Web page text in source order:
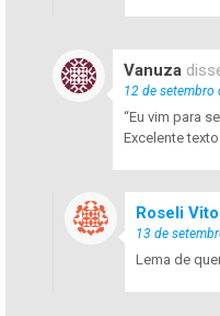
Vanuza
12 de setembro
“Eu vim para
Excelente
Roseli
13 de
Lema de